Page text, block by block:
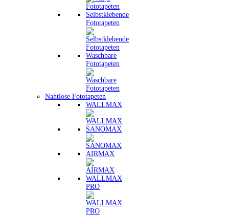
Selbstklebende
Fototapeten
Waschbare
Fototapeten
Nahtlose Fototapeten
WALLMAX
SANOMAX
AIRMAX
WALLMAX
PRO